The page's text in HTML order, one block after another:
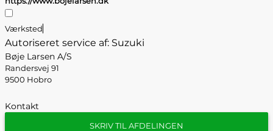
Værksted
Autoriseret service af: Suzuki
Bøje Larsen A/S
Randersvej 91
9500 Hobro
Kontakt
SKRIV TIL AFDELINGEN